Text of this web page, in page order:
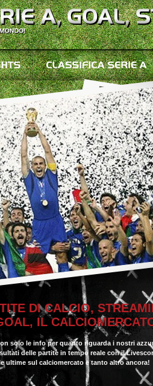
DI CALCIO,
IL
solo le info per quanto riguarda i nostri
delle partite in tempo reale con il
ultime sul calciomercato e tanto altro ancora!